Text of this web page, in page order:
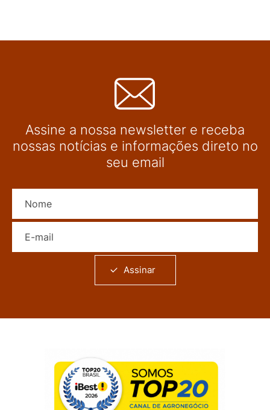
Assine a nossa newsletter e receba
nossas notícias e informações direto no
seu email
Assinar